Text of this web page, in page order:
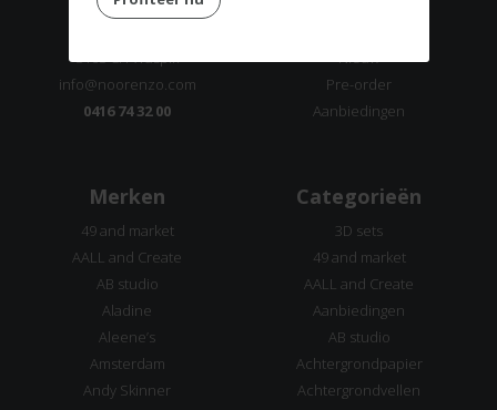
5165 CH Waspik
info@noorenzo.com
0416 74 32 00
Nieuw
Pre-order
Aanbiedingen
Merken
49 and market
AALL and Create
AB studio
Aladine
Aleene’s
Amsterdam
Andy Skinner
Categorieën
3D sets
49 and market
AALL and Create
Aanbiedingen
AB studio
Achtergrondpapier
Achtergrondvellen